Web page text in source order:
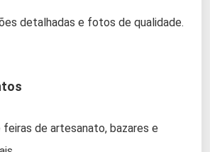
detalhadas e fotos de qualidade.
de artesanato, bazares e